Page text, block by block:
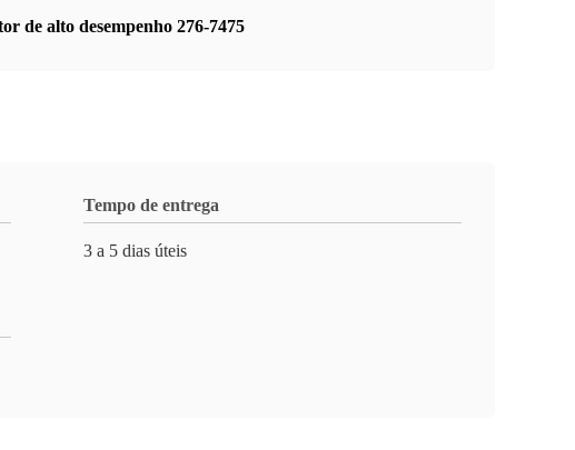
de alto desempenho 276-7475
Tempo de entrega
3 a 5 dias úteis